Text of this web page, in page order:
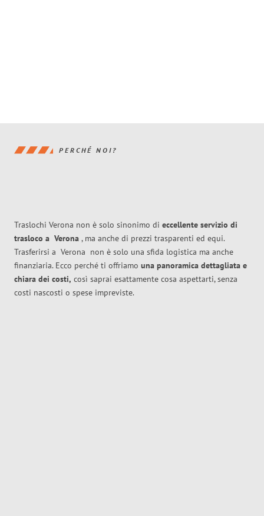
PERCHÉ NOI?
Traslochi Verona non è solo sinonimo di eccellente servizio di
trasloco a Verona , ma anche di prezzi trasparenti ed equi.
Trasferirsi a Verona non è solo una sfida logistica ma anche
finanziaria. Ecco perché ti offriamo una panoramica dettagliata e
chiara dei costi, così saprai esattamente cosa aspettarti, senza
costi nascosti o spese impreviste.